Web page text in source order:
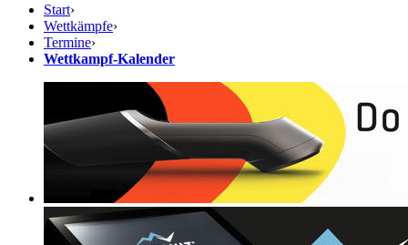
Start›
Wettkämpfe›
Termine›
Wettkampf-Kalender